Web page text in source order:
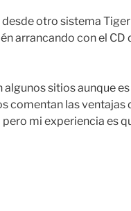
otro sistema
arrancando con el CD
algunos sitios aunque
comentan las
mi experiencia es